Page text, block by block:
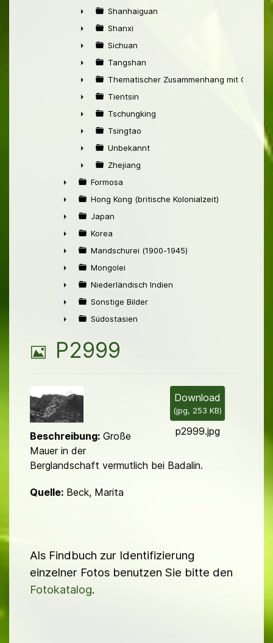
►
►
Shanhaiguan
►
Shanxi
►
Sichuan
►
Tangshan
►
Thematischer Zusammenhang mit China
►
Tientsin
►
Tschungking
►
Tsingtao
►
Unbekannt
►
Zhejiang
►
Formosa
►
Hong Kong (britische Kolonialzeit)
►
Japan
►
Korea
►
Mandschurei (1900-1945)
►
Mongolei
►
Niederländisch Indien
►
Sonstige Bilder
Südostasien
B
l
d
P2999
Download
(jpg, 253 KB)
p2999.jpg
Beschreibung: Große
Mauer in der
Berglandschaft vermutlich bei Badalin.
Quelle: Beck, Marita
Als Findbuch zur Identifizierung
einzelner Fotos benutzen Sie bitte den
Fotokatalog.